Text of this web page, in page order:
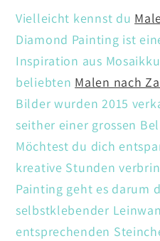
Vielleicht kennst du
Diamond Painting ist
Inspiration aus
beliebten Malen nach
Bilder wurden 2015
seither einer grossen
Möchtest du dich
kreative Stunden
Painting geht es darum
selbstklebender
entsprechenden